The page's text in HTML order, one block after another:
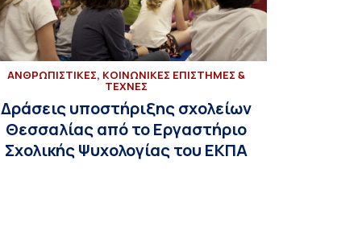
ΑΝΘΡΩΠΙΣΤΙΚΕΣ, ΚΟΙΝΩΝΙΚΕΣ ΕΠΙΣΤΗΜΕΣ &
ΤΕΧΝΕΣ
Δράσεις υποστήριξης σχολείων
Θεσσαλίας από το Εργαστήριο
Σχολικής Ψυχολογίας του ΕΚΠΑ